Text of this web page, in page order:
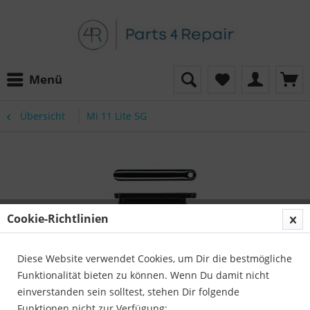
Menü
Übersicht Mi 11 Lite 5G
Cookie-Richtlinien
Diese Website verwendet Cookies, um Dir die bestmögliche
Funktionalität bieten zu können. Wenn Du damit nicht
einverstanden sein solltest, stehen Dir folgende